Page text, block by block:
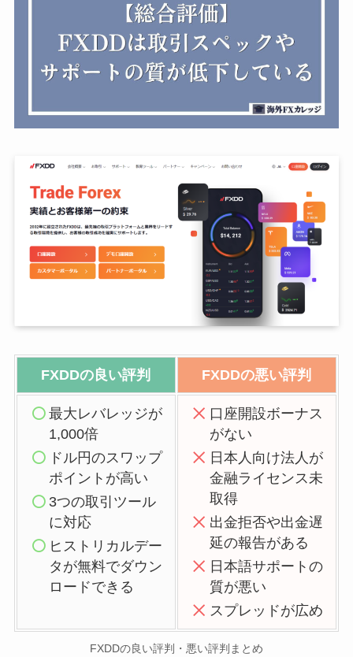
FXDDの良い評判 FXDDの悪い評判
最大レバレッジが
1,000倍
ドル円のスワップ
ポイントが高い
3つの取引ツール
に対応
ヒストリカルデー
タが無料でダウン
ロードできる
口座開設ボーナス
がない
日本人向け法人が
金融ライセンス未
取得
出金拒否や出金遅
延の報告がある
日本語サポートの
質が悪い
スプレッドが広め
FXDDの良い評判・悪い評判まとめ